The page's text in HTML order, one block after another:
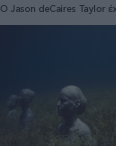
Ο Jason deCaires Taylor